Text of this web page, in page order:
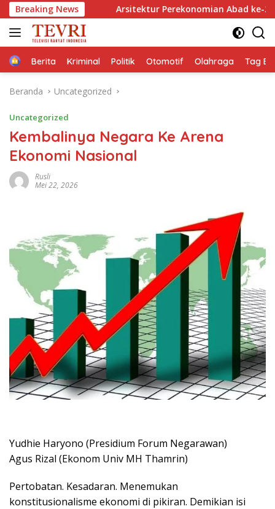
Langsung
ke
konten
Breaking News
Arsitektur Perekonomian Abad ke-21, Maklumat
HomeBerita Kriminal Politik Otomotif Olahraga Tag
Beranda Uncategorized
Uncategorized
Kembalinya Negara Ke Arena
Ekonomi Nasional
Rusli
Mei 22, 2026
Yudhie Haryono (Presidium Forum Negarawan)
Agus Rizal (Ekonom Univ MH Thamrin)
Pertobatan. Kesadaran. Menemukan
konstitusionalisme ekonomi di pikiran. Demikian isi